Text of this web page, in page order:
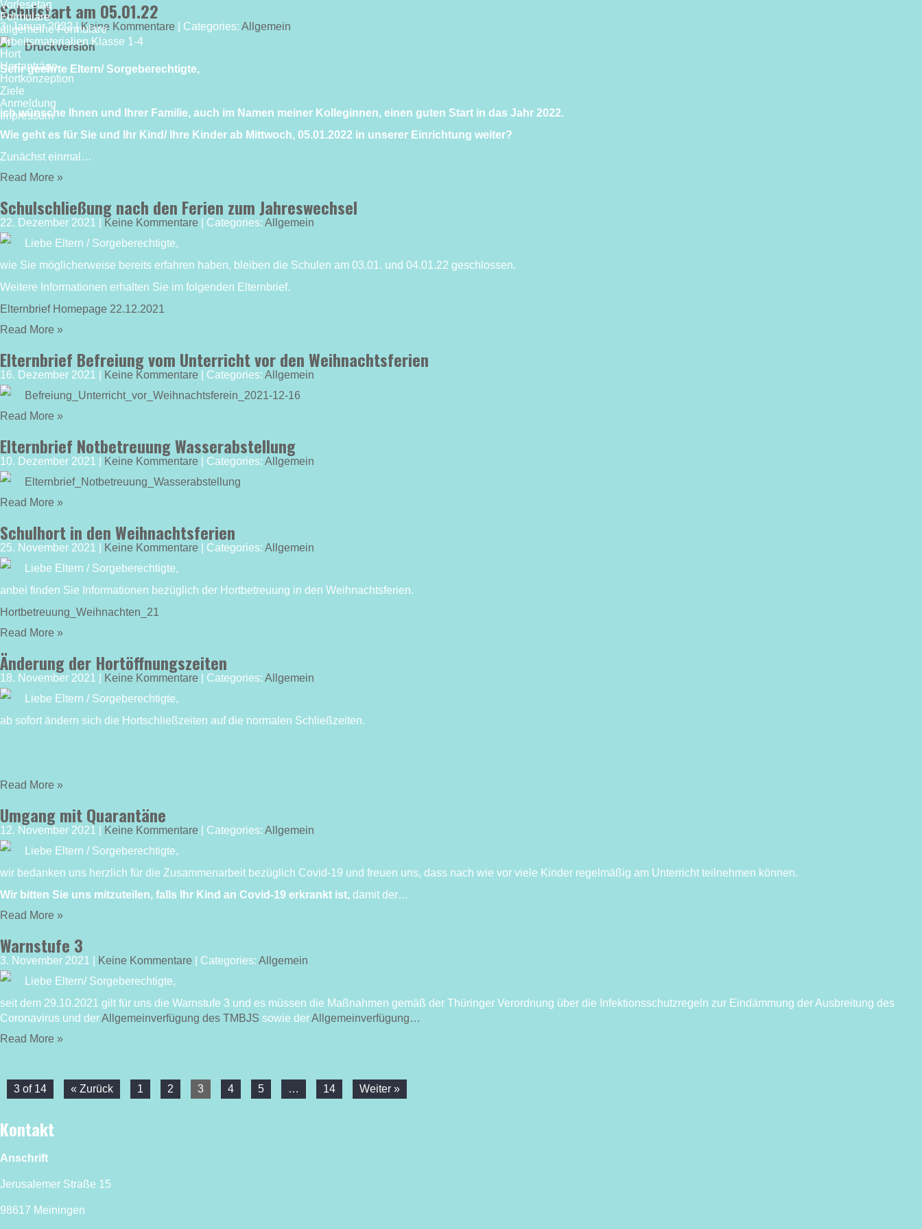
Vorlesetag
Formulare
allgemeine Formulare
Arbeitsmaterialien Klasse 1-4
Hort
Hortanträge
Hortkonzeption
Ziele
Anmeldung
Impressum
Schulstart am 05.01.22
3. Januar 2022 |Keine Kommentare | Categories: Allgemein
Druckversion
Sehr geehrte Eltern/ Sorgeberechtigte,
ich wünsche Ihnen und Ihrer Familie, auch im Namen meiner Kolleginnen, einen guten Start in das Jahr 2022.
Wie geht es für Sie und Ihr Kind/ Ihre Kinder ab Mittwoch, 05.01.2022 in unserer Einrichtung weiter?
Zunächst einmal…
Read More »
Schulschließung nach den Ferien zum Jahreswechsel
22. Dezember 2021 Keine Kommentare | Categories: Allgemein
Liebe Eltern / Sorgeberechtigte,
wie Sie möglicherweise bereits erfahren haben, bleiben die Schulen am 03.01. und 04.01.22 geschlossen.
Weitere Informationen erhalten Sie im folgenden Elternbrief.
Elternbrief Homepage 22.12.2021
Read More »
Elternbrief Befreiung vom Unterricht vor den Weihnachtsferien
16. Dezember 2021 Keine Kommentare | Categories: Allgemein
Befreiung_Unterricht_vor_Weihnachtsferein_2021-12-16
Read More »
Elternbrief Notbetreuung Wasserabstellung
10. Dezember 2021 Keine Kommentare | Categories: Allgemein
Elternbrief_Notbetreuung_Wasserabstellung
Read More »
Schulhort in den Weihnachtsferien
25. November 2021 Keine Kommentare | Categories: Allgemein
Liebe Eltern / Sorgeberechtigte,
anbei finden Sie Informationen bezüglich der Hortbetreuung in den Weihnachtsferien.
Hortbetreuung_Weihnachten_21
Read More »
Änderung der Hortöffnungszeiten
18. November 2021 Keine Kommentare | Categories: Allgemein
Liebe Eltern / Sorgeberechtigte,
ab sofort ändern sich die Hortschließzeiten auf die normalen Schließzeiten.
Read More »
Umgang mit Quarantäne
12. November 2021 Keine Kommentare | Categories: Allgemein
Liebe Eltern / Sorgeberechtigte,
wir bedanken uns herzlich für die Zusammenarbeit bezüglich Covid-19 und freuen uns, dass nach wie vor viele Kinder regelmäßig am Unterricht teilnehmen können.
Wir bitten Sie uns mitzuteilen, falls Ihr Kind an Covid-19 erkrankt ist, damit der…
Read More »
Warnstufe 3
3. November 2021 Keine Kommentare | Categories: Allgemein
Liebe Eltern/ Sorgeberechtigte,
seit dem 29.10.2021 gilt für uns die Warnstufe 3 und es müssen die Maßnahmen gemäß der Thüringer Verordnung über die Infektionsschutzregeln zur Eindämmung der Ausbreitung des
Coronavirus und derAllgemeinverfügung des TMBJS sowie derAllgemeinverfügung…
Read More »
3 of 14 « Zurück 1 2 3 4 5 … 14 Weiter »
Kontakt
Anschrift
Jerusalemer Straße 15
98617 Meiningen